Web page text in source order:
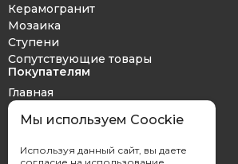
Керамогранит
Мозаика
Ступени
Сопутствующие товары
Покупателям
Главная
Дизайн проект
Оплата и доставка
Контакты
Мы используем Coockie
Используя данный сайт, вы даете